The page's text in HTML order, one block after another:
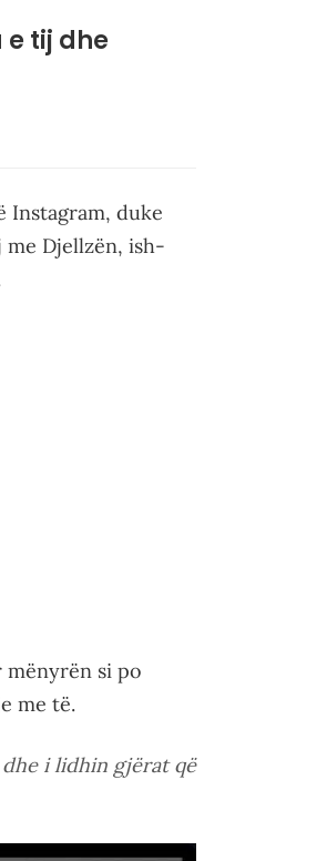
e tij dhe
Instagram, duke
Djellzën, ish-
mënyrën si po
me të.
dhe i lidhin gjërat që